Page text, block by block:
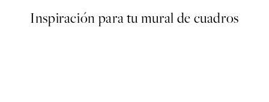
Inspiración para tu mural de cuadros